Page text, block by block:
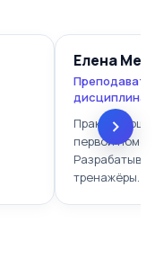
Елена
дисциплинам
первой
тренажёры.